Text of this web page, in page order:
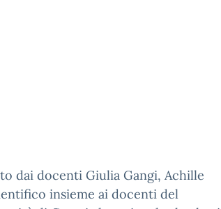
dai docenti Giulia Gangi, Achille
insieme ai docenti del